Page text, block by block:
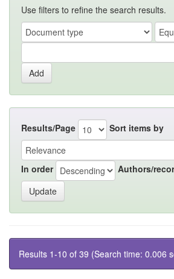
Use filters to refine the search results.
Results/Page Sort items by
In order Authors/
Results 1-10 of 39 (Search time: 0.006